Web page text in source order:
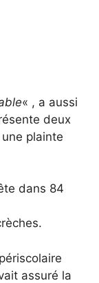
« , a aussi
deux
plainte
dans 84
assuré la